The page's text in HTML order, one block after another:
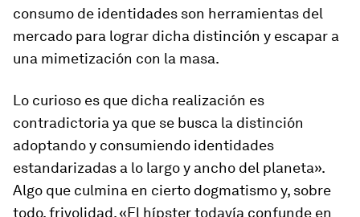
consumo de identidades son herramientas del
mercado para lograr dicha distinción y escapar a
una mimetización con la masa.
Lo curioso es que dicha realización es
contradictoria ya que se busca la distinción
adoptando y consumiendo identidades
estandarizadas a lo largo y ancho del planeta».
Algo que culmina en cierto dogmatismo y, sobre
todo, frivolidad. «El hípster todavía confunde en